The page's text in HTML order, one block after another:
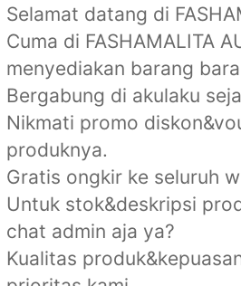
Selamat datang di
Cuma di FASHAMALITA
menyediakan barang
Bergabung di akulaku
Nikmati promo
produknya.
Gratis ongkir ke seluruh
Untuk stok&deskripsi
chat admin aja ya?
Kualitas